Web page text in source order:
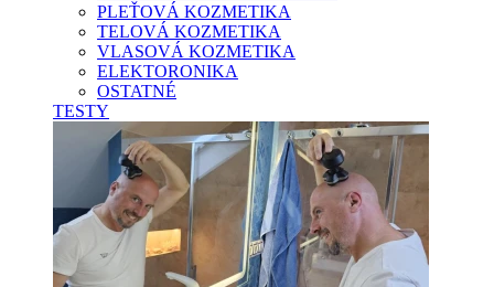
PLEŤOVÁ KOZMETIKA
TELOVÁ KOZMETIKA
VLASOVÁ KOZMETIKA
ELEKTORONIKA
OSTATNÉ
TESTY